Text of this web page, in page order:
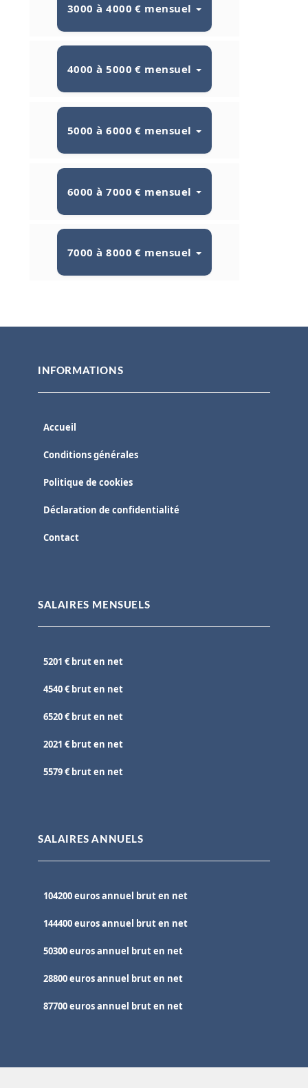
3000 à 4000 € mensuel
4000 à 5000 € mensuel
5000 à 6000 € mensuel
6000 à 7000 € mensuel
7000 à 8000 € mensuel
INFORMATIONS
Accueil
Conditions générales
Politique de cookies
Déclaration de confidentialité
Contact
SALAIRES MENSUELS
5201 € brut en net
4540 € brut en net
6520 € brut en net
2021 € brut en net
5579 € brut en net
SALAIRES ANNUELS
104200 euros annuel brut en net
144400 euros annuel brut en net
50300 euros annuel brut en net
28800 euros annuel brut en net
87700 euros annuel brut en net